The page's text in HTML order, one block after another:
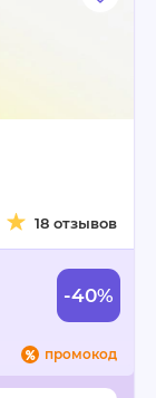
18 отзывов
-40%
промокод